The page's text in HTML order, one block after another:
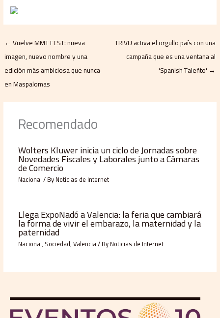
←Vuelve MMT FEST: nueva
imagen, nuevo nombre y una
edición más ambiciosa que nunca
en Maspalomas
TRIVU activa el orgullo país con una
campaña que es una ventana al
'Spanish Taleñto' →
Recomendado
Wolters Kluwer inicia un ciclo de Jornadas sobre
Novedades Fiscales y Laborales junto a Cámaras
de Comercio
Nacional/ ByNoticias de Internet
Llega ExpoNadó a Valencia: la feria que cambiará
la forma de vivir el embarazo, la maternidad y la
paternidad
Nacional, Sociedad,Valencia/ ByNoticias de Internet